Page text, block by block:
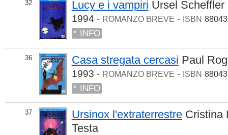
32 Lucy e i vampiri Ursel Scheffler
1994 - ROMANZO BREVE - ISBN
INFO
36 Casa stregata cercasi Paul
1993 - ROMANZO BREVE - ISBN
INFO
37 Ursinox l'extraterrestre Cristina
Testa